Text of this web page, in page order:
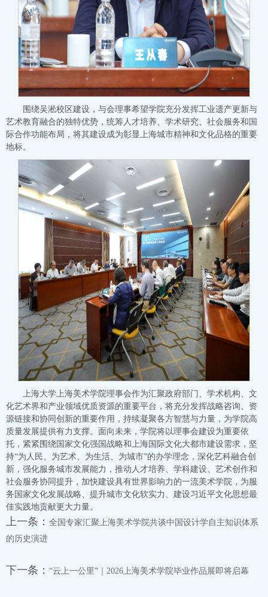
围绕吴淞校区建设，与会理事希望学院充分发挥工业遗产更新与
艺术教育融合的独特优势，统筹人才培养、学术研究、社会服务和国
际合作功能布局，将其建设成为彰显上海城市精神和文化品格的重要
地标。
上海大学上海美术学院理事会作为汇聚政府部门、学术机构、文
化艺术界和产业领域优质资源的重要平台，将充分发挥战略咨询、资
源链接和协同创新的重要作用，持续凝聚各方智慧与力量，为学院高
质量发展提供有力支撑。面向未来，学院将以理事会建设为重要依
托，紧紧围绕国家文化强国战略和上海国际文化大都市建设需求，坚
持“为人民、为艺术、为生活、为城市”的办学理念，深化艺科融合创
新，强化服务城市发展能力，推动人才培养、学科建设、艺术创作和
社会服务协同提升，加快建设具有世界影响力的一流美术学院，为服
务国家文化发展战略、提升城市文化软实力、建设习近平文化思想最
佳实践地贡献更大力量。
上一条： 全国专家汇聚上海美术学院共谈中国设计学自主知识体系
的历史演进
下一条： “云上一公里”｜2026上海美术学院毕业作品展即将启幕